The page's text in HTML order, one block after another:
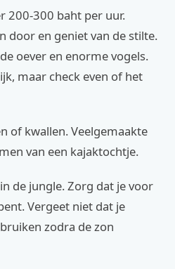
200-300 baht per uur.
door en geniet van de stilte.
oever en enorme vogels.
maar check even of het
of kwallen. Veelgemaakte
van een kajaktochtje.
de jungle. Zorg dat je voor
Vergeet niet dat je
zodra de zon